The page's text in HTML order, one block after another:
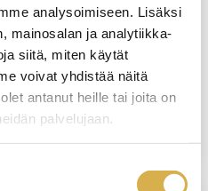
analysoimiseen. Lisäksi
mainosalan ja analytiikka-
siitä, miten käytät
voivat yhdistää näitä
antanut heille tai joita on
palvelujaan.
| Matkailualan